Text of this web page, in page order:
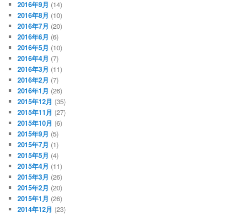
2016年9月 (14)
2016年8月 (10)
2016年7月 (20)
2016年6月 (6)
2016年5月 (10)
2016年4月 (7)
2016年3月 (11)
2016年2月 (7)
2016年1月 (26)
2015年12月 (35)
2015年11月 (27)
2015年10月 (6)
2015年9月 (5)
2015年7月 (1)
2015年5月 (4)
2015年4月 (11)
2015年3月 (26)
2015年2月 (20)
2015年1月 (26)
2014年12月 (23)